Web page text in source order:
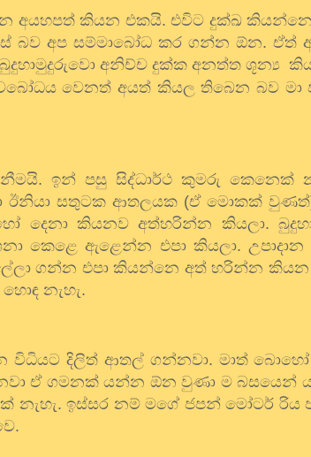
අයහපත් කියන එකයි. එවිට දුක්ඛ
බව අප සම්මාබෝධ කර ගන්න ඕන. ඒත්
බුදුහාමුදුරුවො අනිච්ච දුක්ක අනත්ත ශූන්‍ය
වෙනත් අයත් කියල තිබෙන බව මා
ඉන් පසු සිද්ධාර්ථ කුමරු කෙනෙක්
ඊනියා සතුටක ආතලයක (ඒ මොකක්
දෙනා කියනව අත්හරින්න කියලා.
කෙළෙ ඇළෙන්න එපා කියලා.
ගන්න එපා කියන්නෙ අත් හරින්න
නැහැ.
විධියට දිලිත් ආතල් ගන්නවා. මාත් බොහෝ
ඒ ගමනක් යන්න ඕන වුණා ම බසයෙන්
නැහැ. ඉස්සර නම් මගේ ජපන් මෝටර් රිය